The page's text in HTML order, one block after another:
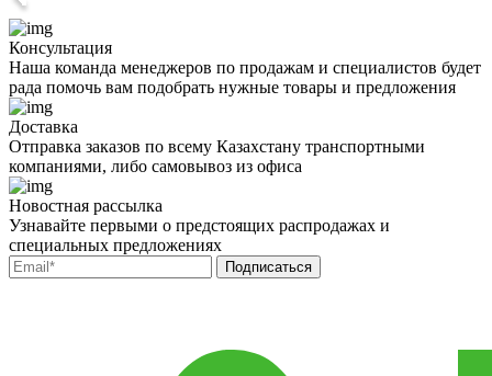
Консультация
Наша команда менеджеров по продажам и специалистов будет
рада помочь вам подобрать нужные товары и предложения
Доставка
Отправка заказов по всему Казахстану транспортными
компаниями, либо самовывоз из офиса
Новостная рассылка
Узнавайте первыми о предстоящих распродажах и
специальных предложениях